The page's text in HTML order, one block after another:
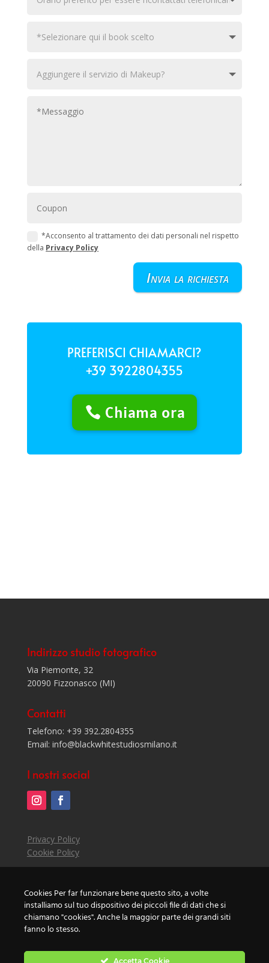
*Acconsento al trattamento dei dati personali nel rispetto
della Privacy Policy
Invia la richiesta
PREFERISCI CHIAMARCI?
+39 3922804355
Chiama ora
Indirizzo studio fotografico
Via Piemonte, 32
20090 Fizzonasco (MI)
Contatti
Telefono: +39 392.2804355
Email: info@blackwhitestudiosmilano.it
I nostri social
Privacy Policy
Cookie Policy
P.IVA 08475640960
Cookies Per far funzionare bene questo sito, a volte
installiamo sul tuo dispositivo dei piccoli file di dati che si
chiamano "cookies". Anche la maggior parte dei grandi siti
fanno lo stesso.
Accetta Cookie